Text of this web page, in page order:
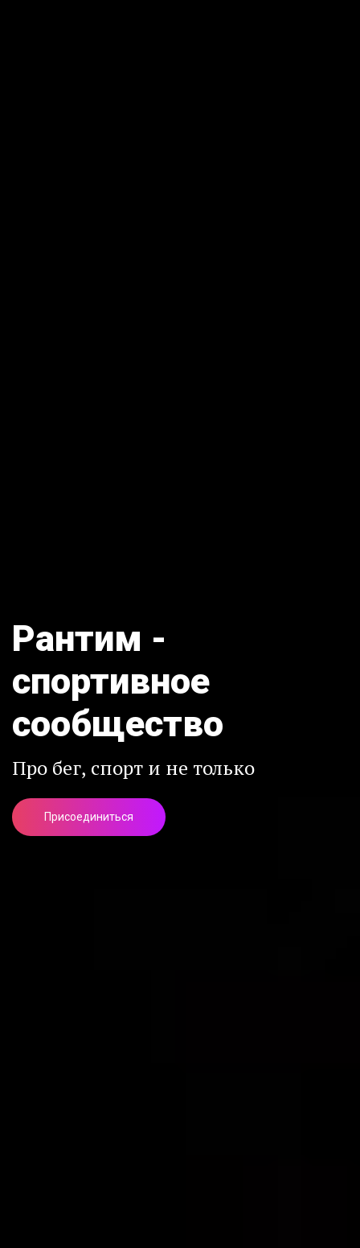
Рантим -
спортивное
сообщество
Про бег, спорт и не только
Присоединиться